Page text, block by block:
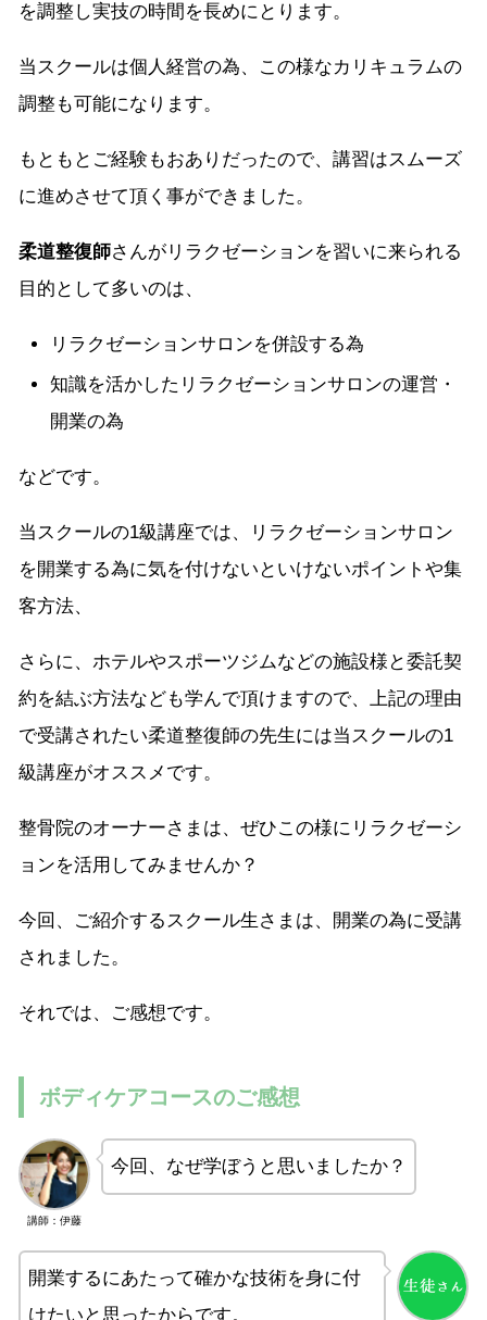
を調整し実技の時間を長めにとります。
当スクールは個人経営の為、この様なカリキュラムの
調整も可能になります。
もともとご経験もおありだったので、講習はスムーズ
に進めさせて頂く事ができました。
柔道整復師さんがリラクゼーションを習いに来られる
目的として多いのは、
リラクゼーションサロンを併設する為
知識を活かしたリラクゼーションサロンの運営・
開業の為
などです。
当スクールの1級講座では、リラクゼーションサロン
を開業する為に気を付けないといけないポイントや集
客方法、
さらに、ホテルやスポーツジムなどの施設様と委託契
約を結ぶ方法なども学んで頂けますので、上記の理由
で受講されたい柔道整復師の先生には当スクールの1
級講座がオススメです。
整骨院のオーナーさまは、ぜひこの様にリラクゼーシ
ョンを活用してみませんか？
今回、ご紹介するスクール生さまは、開業の為に受講
されました。
それでは、ご感想です。
ボディケアコースのご感想
講師：伊藤
今回、なぜ学ぼうと思いましたか？
開業するにあたって確かな技術を身に付
けたいと思ったからです。